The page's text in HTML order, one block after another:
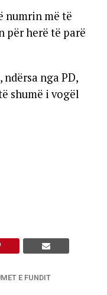
numrin më të
për herë të parë
ndërsa nga PD,
shumë i vogël
E FUNDIT